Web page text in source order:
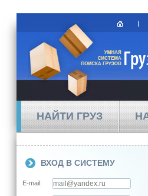
НАЙТИ ГРУЗ
ВХОД В СИСТЕМУ
E-mail: